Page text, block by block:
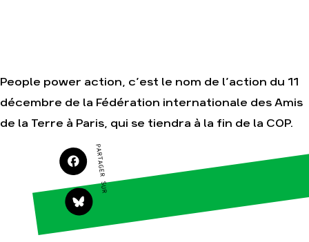
de la Terre
Faire un don
S'engager sur le
terrain
Agir au quotidien
Soutenir les
campagnes
Climat – Énergie
Agriculture
People power action, c’est le nom de l’action du 11
décembre de la Fédération internationale des Amis
de la Terre à Paris, qui se tiendra à la fin de la COP.
PARTAGER SUR